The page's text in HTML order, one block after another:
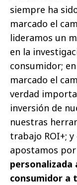
siempre ha
marcado el
lideramos un
en la
consumidor;
marcado el
verdad
inversión de
nuestras
trabajo ROI+;
apostamos
personalizada
consumidor a